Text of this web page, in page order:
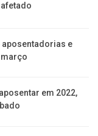
aposentadorias e
março
em 2022,